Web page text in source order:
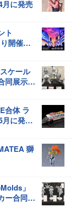
月に発売
ト
開催決
ケール
同展示
新作も
合体 ラ
に発売
ョンパ
獅
」
ー合同展